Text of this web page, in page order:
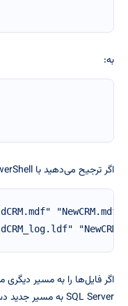
به:
اگر ترجیح می‌دهید با PowerShell انجام دهید:
"NewCRM.mdf"
اگر فایل‌ها را به مسیر